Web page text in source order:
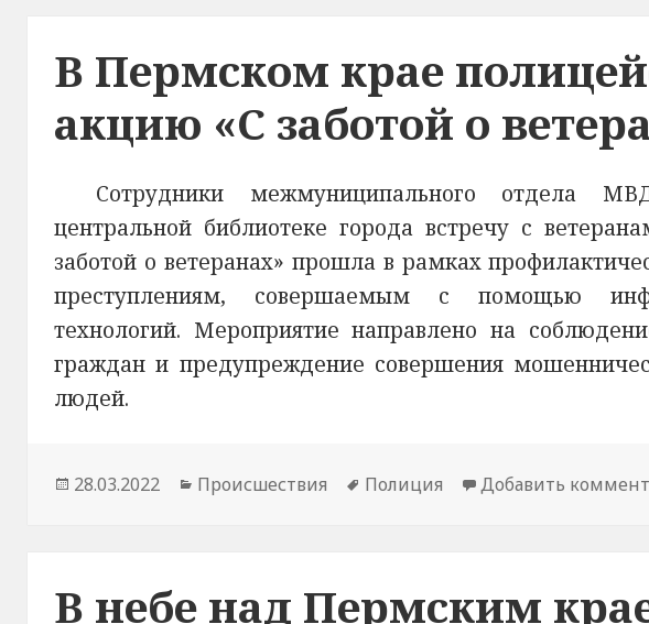
В Пермском крае
акцию «С заботой о
Сотрудники межмуниципального отдела
центральной библиотеке города встречу с
заботой о ветеранах» прошла в рамках
преступлениям, совершаемым с помощью
технологий. Мероприятие направлено на
граждан и предупреждение совершения
людей.
Опубликовано
28.03.2022 Рубрики
Происшествия Метки
Полиция Добавить
В небе над Пермским